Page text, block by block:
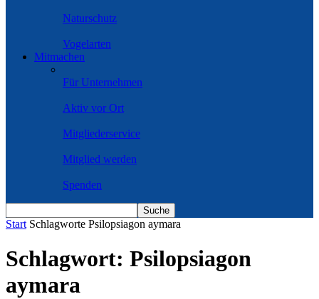
Naturschutz
Vogelarten
Mitmachen
Für Unternehmen
Aktiv vor Ort
Mitgliederservice
Mitglied werden
Spenden
Start Schlagworte Psilopsiagon aymara
Schlagwort: Psilopsiagon
aymara